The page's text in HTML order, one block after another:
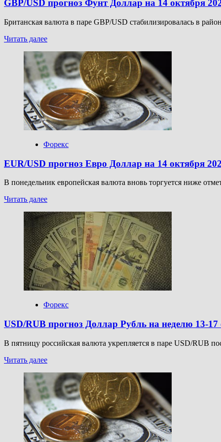
GBP/USD прогноз Фунт Доллар на 14 октября
Британская валюта в паре GBP/USD стабилизировалась в
Читать далееПрочитать
GBP/USD
прогноз
Фунт
Доллар
на
14
октября
2025
Форекс
EUR/USD прогноз Евро Доллар на 14 октября
В понедельник европейская валюта вновь торгуется ниже
Читать далееПрочитать
о
EUR/USD
прогноз
Евро
Доллар
на
14
октября
2025
Форекс
USD/RUB прогноз Доллар Рубль на неделю 13-17
В пятницу российская валюта укрепляется в паре USD/RUB
Читать далееПрочитать
USD/RUB
прогноз
Доллар
Рубль
на
неделю
13-